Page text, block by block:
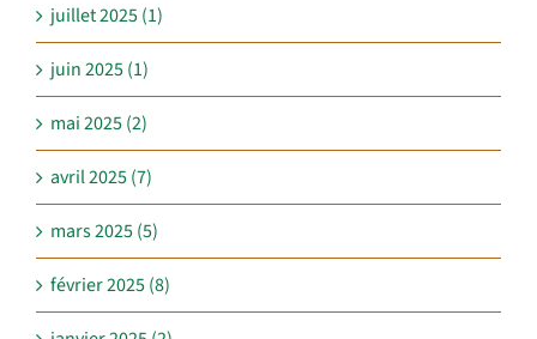
juillet 2025 (1)
juin 2025 (1)
mai 2025 (2)
avril 2025 (7)
mars 2025 (5)
février 2025 (8)